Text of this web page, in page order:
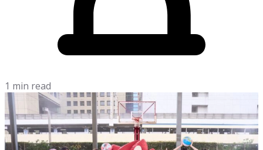
1 min read